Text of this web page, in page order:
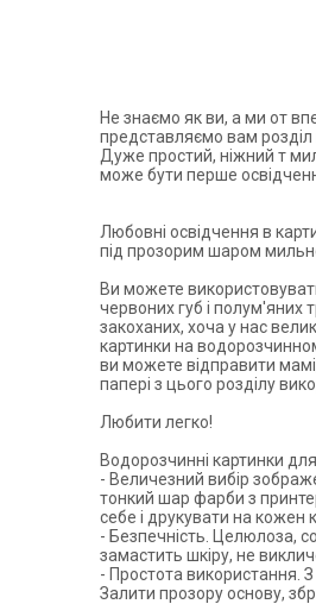
Не знаємо як ви, а ми от
представляємо вам розділ
Дуже простий, ніжний т
може бути перше
Любовні освідчення в
під прозорим шаром
Ви можете
червоних губ і полум'яних
закоханих, хоча у нас
картинки на
ви можете відправити
папері з цього розділу
Любити легко!
Водорозчинні картинки
- Величезний вибір
тонкий шар фарби з
себе і друкувати на кожен
- Безпечність. Целюлоза,
замастить шкіру, не
- Простота використання.
Залити прозору основу,